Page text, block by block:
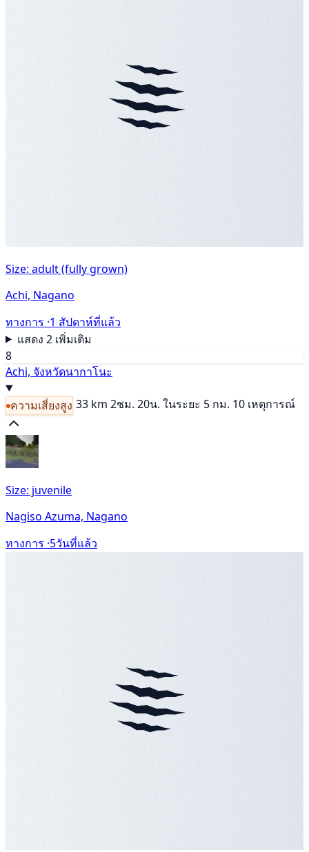
Size: adult (fully grown)
Achi, Nagano
ทางการ ·1 สัปดาห์ที่แล้ว
แสดง 2 เพิ่มเติม
8
Achi, จังหวัดนากาโนะ
ความเสี่ยงสูง 33 km 2ชม. 20น. ในระยะ 5 กม. 10 เหตุการณ์
Size: juvenile
Nagiso Azuma, Nagano
ทางการ ·5วันที่แล้ว